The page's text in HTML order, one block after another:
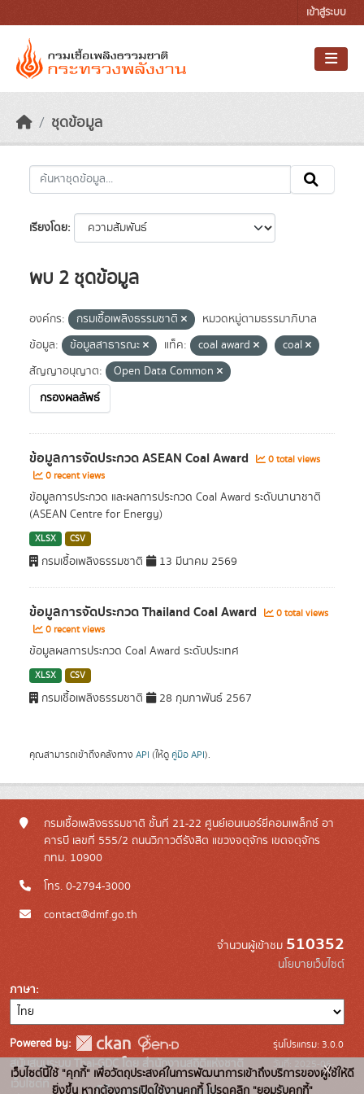
เข้าสู่ระบบ
ชุดข้อมูล
เรียงโดย
พบ 2 ชุดข้อมูล
องค์กร: กรมเชื้อเพลิงธรรมชาติ
หมวดหมู่ตามธรรมาภิบาล
ข้อมูล:
ข้อมูลสาธารณะ แท็ค: coal award
coal
สัญญาอนุญาต:
Open Data Common
กรองผลลัพธ์
ข้อมูลการจัดประกวด ASEAN Coal Award
0 total views
0 recent views
ข้อมูลการประกวด และผลการประกวด Coal Award ระดับนานาชาติ
(ASEAN Centre for Energy)
XLSX CSV
กรมเชื้อเพลิงธรรมชาติ 13 มีนาคม 2569
ข้อมูลการจัดประกวด Thailand Coal Award
0 total views
0 recent views
ข้อมูลผลการประกวด Coal Award ระดับประเทศ
XLSX CSV
กรมเชื้อเพลิงธรรมชาติ 28 กุมภาพันธ์ 2567
คุณสามารถเข้าถึงคลังทาง API (ให้ดู คู่มือ API).
กรมเชื้อเพลิงธรรมชาติ ชั้นที่ 21-22 ศูนย์เอนเนอร์ยี่คอมเพล็กซ์ อา
คารบี เลขที่ 555/2 ถนนวิภาวดีรังสิต แขวงจตุจักร เขตจตุจักร
กทม. 10900
โทร. 0-2794-3000
contact@dmf.go.th
จำนวนผู้เข้าชม 510352
นโยบายเว็บไซต์
ภาษา
Powered by:
สนับสนุนระบบ Thai-GDC โดย สำนักงานสถิติแห่งชาติ
รุ่นโปรแกรม: 3.0.0
วันที่: 2025-06-
10
เว็บไซต์นี้ใช้ "คุกกี้" เพื่อวัตถุประสงค์ในการพัฒนาการเข้าถึงบริการของผู้ใช้ให้ดี
ยิ่งขึ้น หากต้องการเปิดใช้งานคุกกี้ โปรดคลิก "ยอมรับคุกกี้"
x